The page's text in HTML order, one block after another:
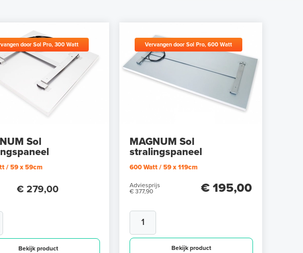
door Sol Pro, 300 Watt
Sol
/ 59 x 59cm
€ 279,00
Bekijk product
Vervangen door Sol Pro, 600 Watt
MAGNUM Sol
stralingspaneel
600 Watt / 59 x 119cm
Adviesprijs
€ 377,90
€ 195,00
Bekijk product